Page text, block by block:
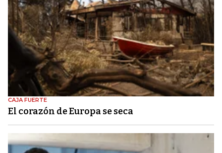
CAJA FUERTE
El corazón de Europa se seca